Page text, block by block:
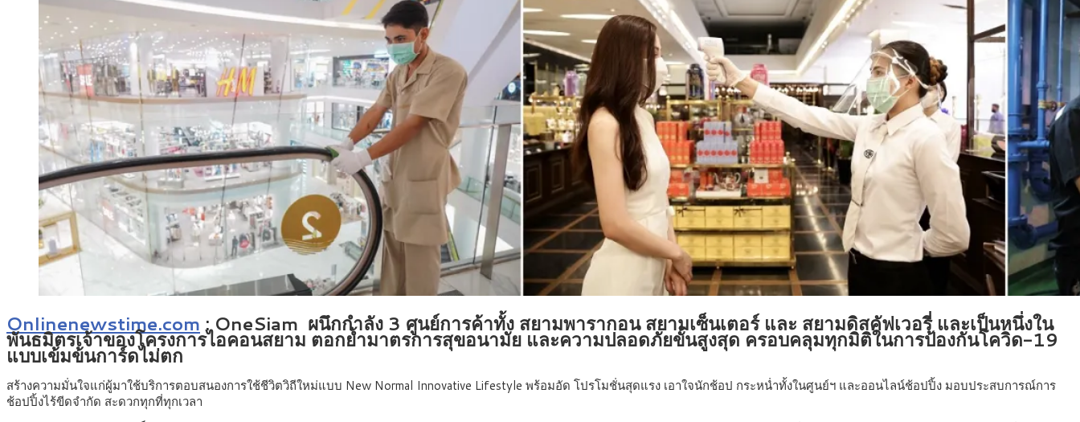
Onlinenewstime.com : OneSiam ผนึกกำลัง 3 ศูนย์การค้าทั้ง สยามพารากอน สยามเซ็นเตอร์ และ สยามดิสคัฟเวอรี่ และเป็นหนึ่งใน
พันธมิตรเจ้าของโครงการไอคอนสยาม ตอกย้ำมาตรการสุขอนามัย และความปลอดภัยขั้นสูงสุด ครอบคลุมทุกมิติในการป้องกันโควิด-19
แบบเข้มข้นการ์ดไม่ตก
สร้างความมั่นใจแก่ผู้มาใช้บริการตอบสนองการใช้ชีวิตวิถีใหม่แบบ New Normal Innovative Lifestyle พร้อมอัด โปรโมชั่นสุดแรง เอาใจนักช้อป กระหน่ำทั้งในศูนย์ฯ และออนไลน์ช้อปปิ้ง มอบประสบการณ์การ
ช้อปปิ้งไร้ขีดจำกัด สะดวกทุกที่ทุกเวลา